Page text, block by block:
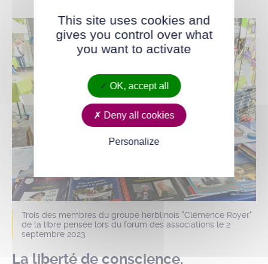
Trois des membres du groupe herblinois "Clémence Royer"
de la lIbre pensée lors du forum des associations le 2
septembre 2023.
La liberté de conscience,
This site uses cookies and
gives you control over what
you want to activate
OK, accept all
Deny all cookies
Personalize